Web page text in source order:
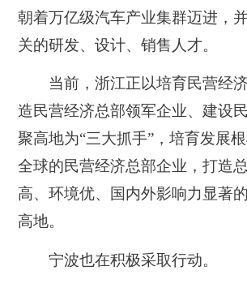
朝着万亿级汽车产业集群迈进，
关的研发、设计、销售人才。
当前，浙江正以培育民营经济
造民营经济总部领军企业、建设
聚高地为“三大抓手”，培育发展
全球的民营经济总部企业，打造
高、环境优、国内外影响力显著
高地。
宁波也在积极采取行动。